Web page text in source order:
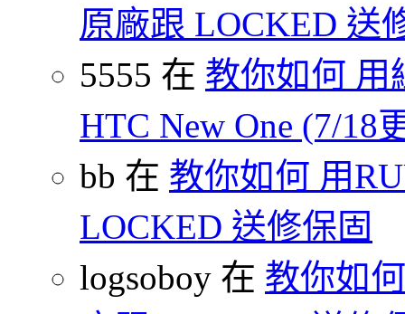
原廠跟 LOCKED 送
5555 在 教你如何 用
HTC New One (7/18
bb 在 教你如何 用
LOCKED 送修保固
logsoboy 在 教你如